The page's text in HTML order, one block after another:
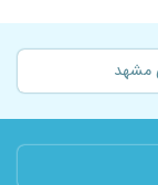
مشهد